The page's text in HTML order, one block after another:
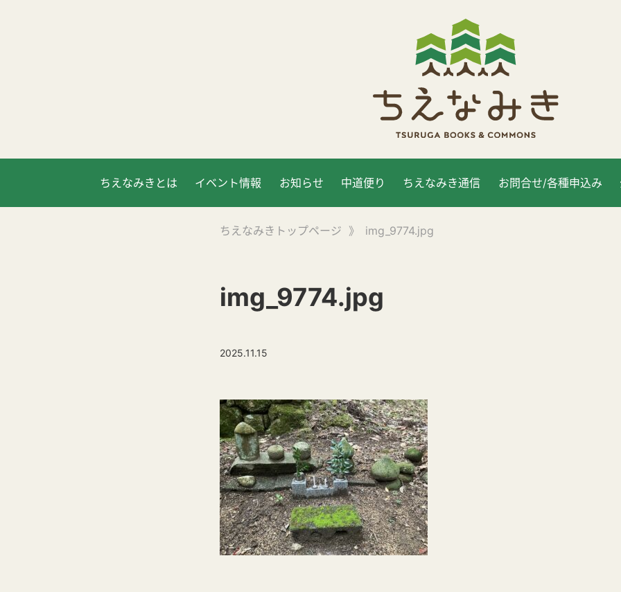
ちえなみきとは イベント情報 お知らせ 中道便り ちえなみき通信 お問合せ/各種申込み
ちえなみきトップページ 》 img_9774.jpg
img_9774.jpg
2025.11.15